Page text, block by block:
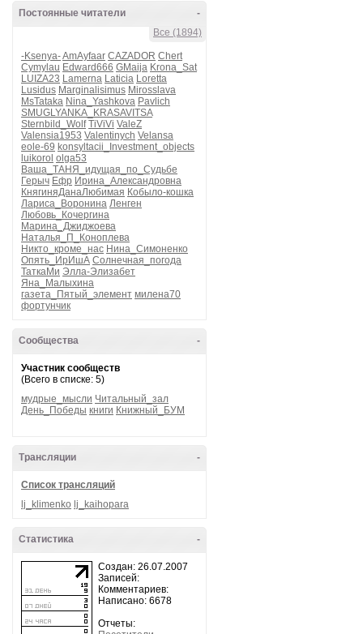
-
Постоянные читатели
Все (1894)
-Ksenya-AmAyfaar CAZADOR Chert
Cymylau Edward666 GMaija Krona_Sat
LUIZA23 Lamerna Laticia Loretta
Lusidus Marginalisimus Mirosslava
MsTataka Nina_Yashkova Pavlich
SMUGLYANKA_KRASAVITSA
Sternbild_Wolf TiViVi ValeZ
Valensia1953 Valentinych Velansa
eole-69 konsyltacii_Investment_objects
luikorol olga53
Ваша_ТАНЯ_идущая_по_Судьбе
Герыч Ефр Ирина_Александровна
КнягиняДанаЛюбимая Кобыло-кошка
Лариса_Воронина Ленген
Любовь_Кочергина
Марина_Джиджоева
Наталья_П_Коноплева
Никто_кроме_нас Нина_Симоненко
Опять_ИрИшА Солнечная_погода
ТаткаМи Элла-Элизабет
Яна_Малыхина
газета_Пятый_элемент милена70
фортунчик
-
Сообщества
Участник сообществ
(Всего в списке: 5)
мудрые_мысли Читальный_зал
День_Победы книги Книжный_БУМ
-
Трансляции
Список трансляций
lj_klimenko lj_kaihopara
-
Статистика
Создан: 26.07.2007
Записей:
Комментариев:
Написано: 6678
Отчеты: